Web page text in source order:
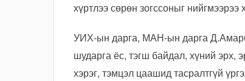
хүртлээ сөрөн зогссоныг нийгмээрээ
УИХ-ын дарга, МАН-ын дарга
шударга ёс, тэгш байдал, хүний эрх,
хэрэг, тэмцэл цаашид тасралтгүй